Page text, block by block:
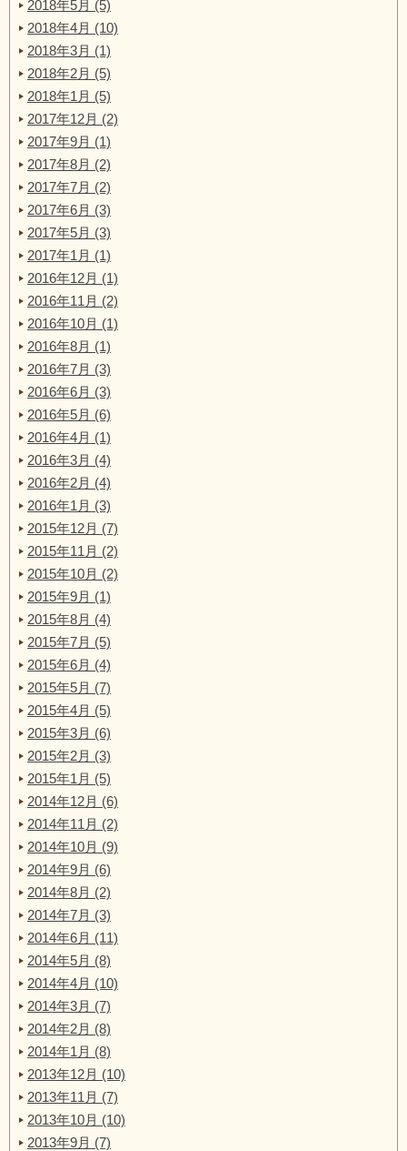
2018年5月 (5)
2018年4月 (10)
2018年3月 (1)
2018年2月 (5)
2018年1月 (5)
2017年12月 (2)
2017年9月 (1)
2017年8月 (2)
2017年7月 (2)
2017年6月 (3)
2017年5月 (3)
2017年1月 (1)
2016年12月 (1)
2016年11月 (2)
2016年10月 (1)
2016年8月 (1)
2016年7月 (3)
2016年6月 (3)
2016年5月 (6)
2016年4月 (1)
2016年3月 (4)
2016年2月 (4)
2016年1月 (3)
2015年12月 (7)
2015年11月 (2)
2015年10月 (2)
2015年9月 (1)
2015年8月 (4)
2015年7月 (5)
2015年6月 (4)
2015年5月 (7)
2015年4月 (5)
2015年3月 (6)
2015年2月 (3)
2015年1月 (5)
2014年12月 (6)
2014年11月 (2)
2014年10月 (9)
2014年9月 (6)
2014年8月 (2)
2014年7月 (3)
2014年6月 (11)
2014年5月 (8)
2014年4月 (10)
2014年3月 (7)
2014年2月 (8)
2014年1月 (8)
2013年12月 (10)
2013年11月 (7)
2013年10月 (10)
2013年9月 (7)